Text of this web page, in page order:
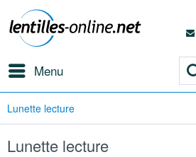
Menu
Lunette lecture
Lunette lecture